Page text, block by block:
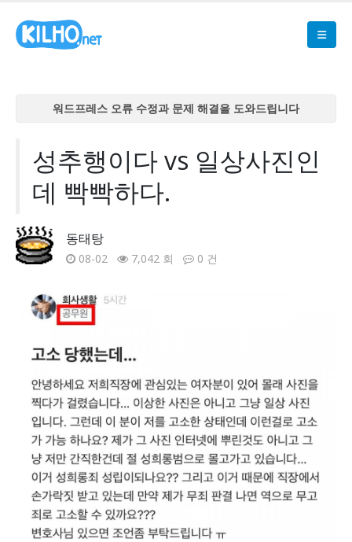
워드프레스 오류 수정과 문제 해결을 도와드립니다
워드프레스 오류 수정과 문제 해결을 도와드립니다
워드프레스 오류 수정과 문제 해결을 도와드립니다
워드프레스 오류 수정과 문제 해결을 도와드립니다
성추행이다 vs 일상사진인
데 빡빡하다.
동태탕
08-02 7,042 회 0 건